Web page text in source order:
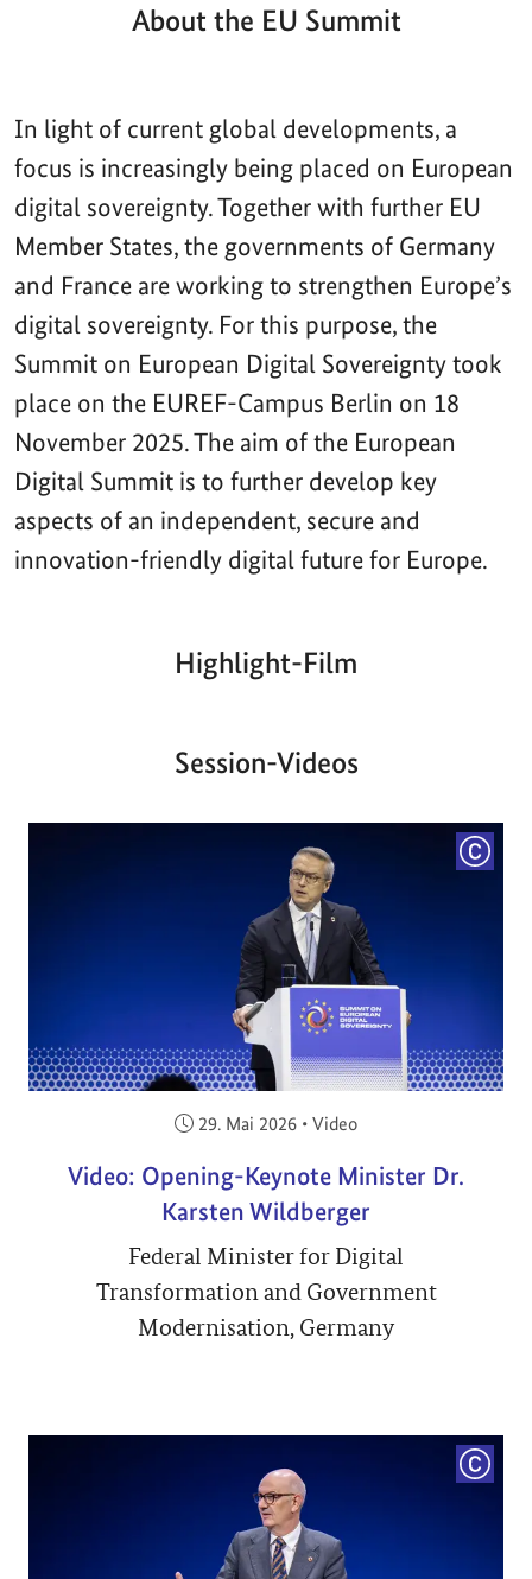
About the EU Summit
In light of current global developments, a
focus is increasingly being placed on European
digital sovereignty. Together with further EU
Member States, the governments of Germany
and France are working to strengthen Europe’s
digital sovereignty. For this purpose, the
Summit on European Digital Sovereignty took
place on the EUREF-Campus Berlin on 18
November 2025. The aim of the European
Digital Summit is to further develop key
aspects of an independent, secure and
innovation-friendly digital future for Europe.
Highlight-Film
Aktueller
00:00| 00:00
Session-Videos
Veröffentlicht am:
29. Mai 2026 • Video
Video: Opening-Keynote Minister Dr.
Karsten Wildberger
Federal Minister for Digital
Transformation and Government
Modernisation, Germany